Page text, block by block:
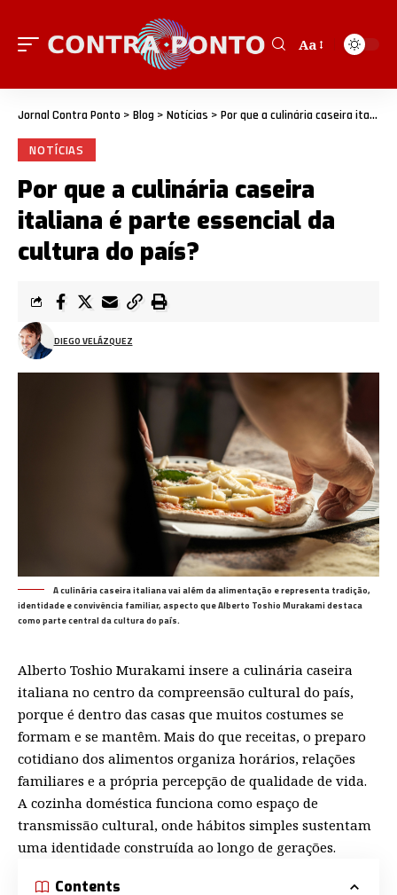
Aa
Jornal Contra Ponto > Blog > Notícias > Por que a culinária caseira italiana é parte essencial da cultura do país?
NOTÍCIAS
Por que a culinária caseira
italiana é parte essencial da
cultura do país?
DIEGO VELÁZQUEZ
A culinária caseira italiana vai além da alimentação e representa tradição,
identidade e convivência familiar, aspecto que Alberto Toshio Murakami destaca
como parte central da cultura do país.
Alberto Toshio Murakami insere a culinária caseira
italiana no centro da compreensão cultural do país,
porque é dentro das casas que muitos costumes se
formam e se mantêm. Mais do que receitas, o preparo
cotidiano dos alimentos organiza horários, relações
familiares e a própria percepção de qualidade de vida.
A cozinha doméstica funciona como espaço de
transmissão cultural, onde hábitos simples sustentam
uma identidade construída ao longo de gerações.
Contents